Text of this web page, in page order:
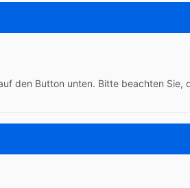
den Button unten. Bitte beach­ten